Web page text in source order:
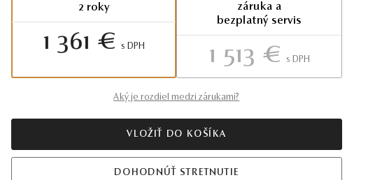
2 roky
1 361 € S DPH
záruka a
bezplatný servis
1 513 € S DPH
Aký je rozdiel medzi zárukami?
VLOŽIŤ DO KOŠÍKA
DOHODNÚŤ STRETNUTIE